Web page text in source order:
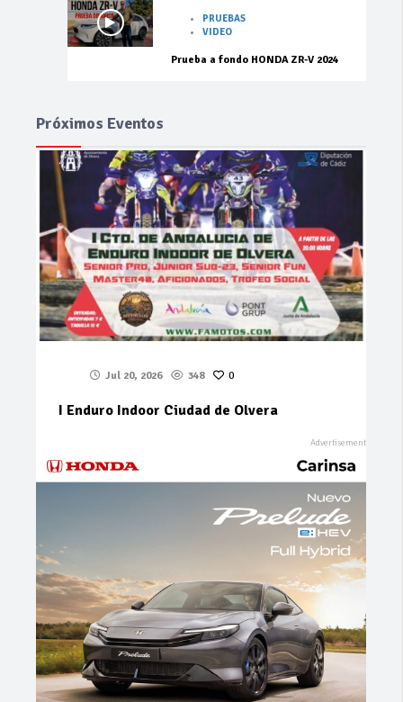
PRUEBAS
VIDEO
Prueba a fondo HONDA ZR-V 2024
Próximos Eventos
Jul 20, 2026 348 0
I Enduro Indoor Ciudad de Olvera